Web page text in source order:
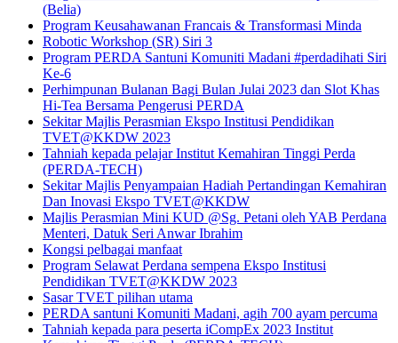
(Belia)
Program Keusahawanan Francais & Transformasi Minda
Robotic Workshop (SR) Siri 3
Program PERDA Santuni Komuniti Madani #perdadihati Siri
Ke-6
Perhimpunan Bulanan Bagi Bulan Julai 2023 dan Slot Khas
Hi-Tea Bersama Pengerusi PERDA
Sekitar Majlis Perasmian Ekspo Institusi Pendidikan
TVET@KKDW 2023
Tahniah kepada pelajar Institut Kemahiran Tinggi Perda
(PERDA-TECH)
Sekitar Majlis Penyampaian Hadiah Pertandingan Kemahiran
Dan Inovasi Ekspo TVET@KKDW
Majlis Perasmian Mini KUD @Sg. Petani oleh YAB Perdana
Menteri, Datuk Seri Anwar Ibrahim
Kongsi pelbagai manfaat
Program Selawat Perdana sempena Ekspo Institusi
Pendidikan TVET@KKDW 2023
Sasar TVET pilihan utama
PERDA santuni Komuniti Madani, agih 700 ayam percuma
Tahniah kepada para peserta iCompEx 2023 Institut